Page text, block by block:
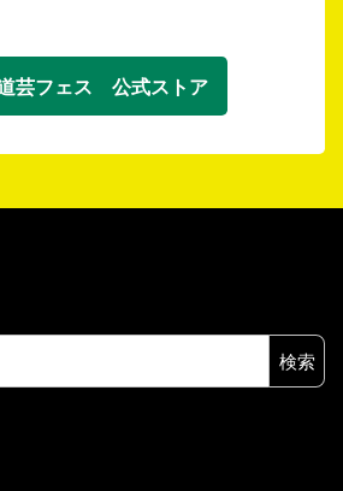
芸フェス 公式ストア